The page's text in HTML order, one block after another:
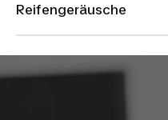
Reifengeräusche